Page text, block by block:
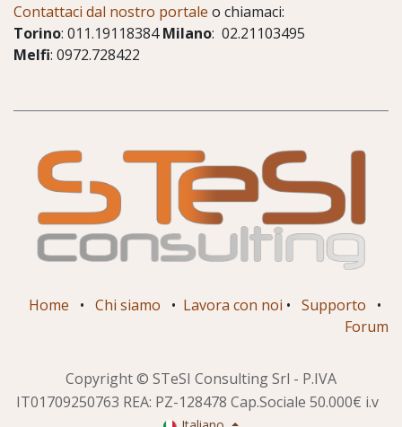
Contattaci dal nostro portale o chiamaci:
Torino: 011.19118384Milano: 02.21103495
Melfi: 0972.728422
Home • Chi siamo • Lavora con noi • Supporto
•
Forum
Copyright © STeSI Consulting Srl - P.IVA
IT01709250763 REA: PZ-128478 Cap.Sociale 50.000€ i.v